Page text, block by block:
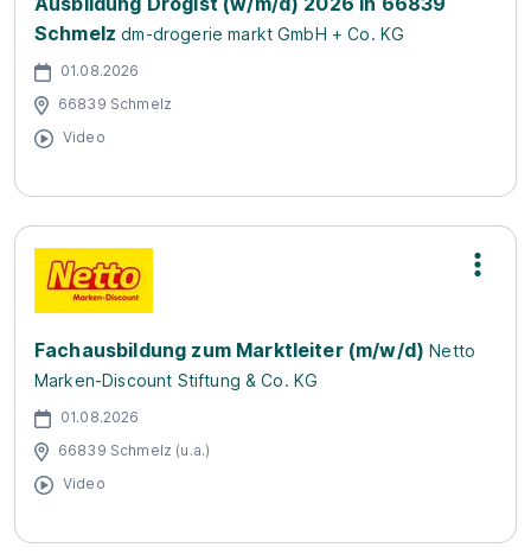
Schmelz dm-drogerie markt GmbH + Co. KG
01.08.2026
66839 Schmelz
Video
Fachausbildung zum Marktleiter (m/w/d) Netto
Marken-Discount Stiftung & Co. KG
01.08.2026
66839 Schmelz (u.a.)
Video